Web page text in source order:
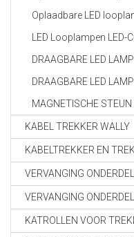
Oplaadbare LED
LED Looplampen
DRAAGBARE LED
DRAAGBARE LED
MAGNETISCHE
KABEL TREKKER WALLY
KABELTREKKER EN
VERVANGING
VERVANGING
KATROLLEN VOOR